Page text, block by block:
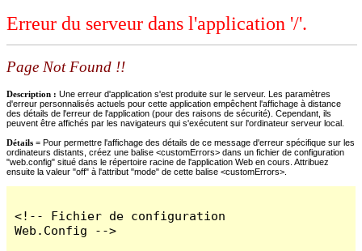
Erreur du serveur dans l'application '/'.
Page Not Found !!
Description : Une erreur d'application s'est produite sur le serveur. Les paramètres
d'erreur personnalisés actuels pour cette application empêchent l'affichage à distance
des détails de l'erreur de l'application (pour des raisons de sécurité). Cependant, ils
peuvent être affichés par les navigateurs qui s'exécutent sur l'ordinateur serveur local.
Détails = Pour permettre l'affichage des détails de ce message d'erreur spécifique sur les
ordinateurs distants, créez une balise <customErrors> dans un fichier de configuration
"web.config" situé dans le répertoire racine de l'application Web en cours. Attribuez
ensuite la valeur "off" à l'attribut "mode" de cette balise <customErrors>.
<!-- Fichier de configuration
Web.Config -->